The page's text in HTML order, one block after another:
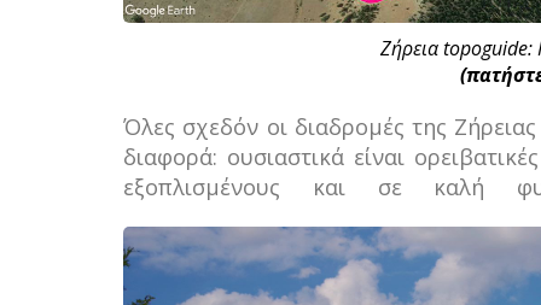
Ζήρεια topoguide:
Όλες σχεδόν οι διαδρομές της
διαφορά: ουσιαστικά είναι
εξοπλισμένους και σε καλή